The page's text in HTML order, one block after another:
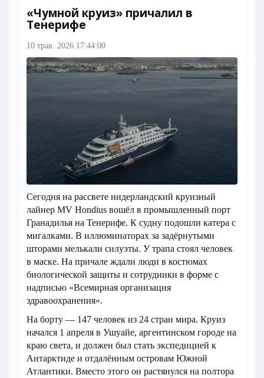
«Чумной круиз» причалил в
Тенерифе
10 трав. 2026 17:44:00
Сегодня на рассвете нидерландский круизный
лайнер MV Hondius вошёл в промышленный порт
Гранадилья на Тенерифе. К судну подошли катера с
мигалками. В иллюминаторах за задёрнутыми
шторами мелькали силуэты. У трапа стоял человек
в маске. На причале ждали люди в костюмах
биологической защиты и сотрудники в форме с
надписью «Всемирная организация
здравоохранения».
На борту — 147 человек из 24 стран мира. Круиз
начался 1 апреля в Ушуайе, аргентинском городе на
краю света, и должен был стать экспедицией к
Антарктиде и отдалённым островам Южной
Атлантики. Вместо этого он растянулся на полтора